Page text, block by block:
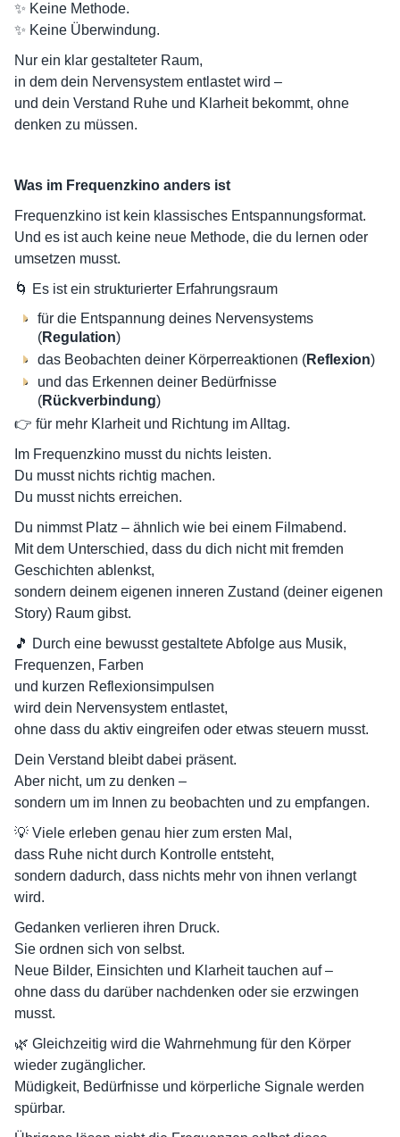
✨ Keine Methode.
✨ Keine Überwindung.
Nur ein klar gestalteter Raum,
in dem dein Nervensystem entlastet wird –
und dein Verstand Ruhe und Klarheit bekommt, ohne
denken zu müssen.
Was im Frequenzkino anders ist
Frequenzkino ist kein klassisches Entspannungsformat.
Und es ist auch keine neue Methode, die du lernen oder
umsetzen musst.
🌀 Es ist ein strukturierter Erfahrungsraum
für die Entspannung deines Nervensystems
(Regulation)
das Beobachten deiner Körperreaktionen (Reflexion)
und das Erkennen deiner Bedürfnisse
(Rückverbindung)
👉 für mehr Klarheit und Richtung im Alltag.
Im Frequenzkino musst du nichts leisten.
Du musst nichts richtig machen.
Du musst nichts erreichen.
Du nimmst Platz – ähnlich wie bei einem Filmabend.
Mit dem Unterschied, dass du dich nicht mit fremden
Geschichten ablenkst,
sondern deinem eigenen inneren Zustand (deiner eigenen
Story) Raum gibst.
🎵 Durch eine bewusst gestaltete Abfolge aus Musik,
Frequenzen, Farben
und kurzen Reflexionsimpulsen
wird dein Nervensystem entlastet,
ohne dass du aktiv eingreifen oder etwas steuern musst.
Dein Verstand bleibt dabei präsent.
Aber nicht, um zu denken –
sondern um im Innen zu beobachten und zu empfangen.
💡 Viele erleben genau hier zum ersten Mal,
dass Ruhe nicht durch Kontrolle entsteht,
sondern dadurch, dass nichts mehr von ihnen verlangt
wird.
Gedanken verlieren ihren Druck.
Sie ordnen sich von selbst.
Neue Bilder, Einsichten und Klarheit tauchen auf –
ohne dass du darüber nachdenken oder sie erzwingen
musst.
🌿 Gleichzeitig wird die Wahrnehmung für den Körper
wieder zugänglicher.
Müdigkeit, Bedürfnisse und körperliche Signale werden
spürbar.